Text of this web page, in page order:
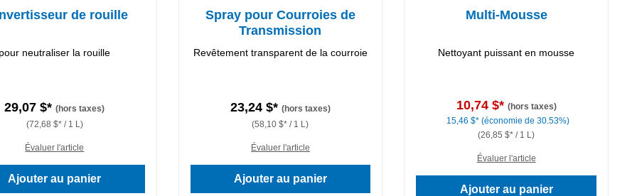
de rouille
pour neutraliser la rouille
29,07 $*(hors taxes)
(72,68 $* / 1 L)
Évaluer l'article
Ajouter au panier
Spray pour Courroies de
Transmission
Revêtement transparent de la courroie
23,24 $* (hors taxes)
(58,10 $* / 1 L)
Évaluer l'article
Ajouter au panier
Multi-Mousse
Nettoyant puissant en mousse
10,74 $* (hors taxes)
15,46 $* (économie de 30.53%)
(26,85 $* / 1 L)
Évaluer l'article
Ajouter au panier